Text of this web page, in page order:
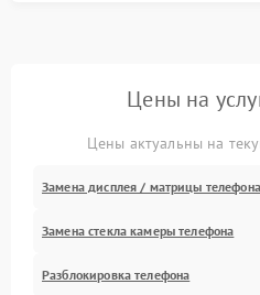
Цены на
Цены актуальны на
Замена дисплея / матрицы телефона
Замена стекла камеры телефона
Разблокировка телефона